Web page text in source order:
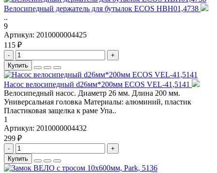
Велосипедный держатель для бутылок ECOS HBH01,4738
..
9
Артикул: 2010000004425
115 ₽
-
+
Купить
Насос велосипедный d26мм*200мм ECOS VEL-41,5141
Велосипедный насос. Диаметр 26 мм. Длина 200 мм.
Универсальная головка Материалы: алюминий, пластик
Пластиковая защелка к раме Упа..
1
Артикул: 2010000004432
299 ₽
-
+
Купить